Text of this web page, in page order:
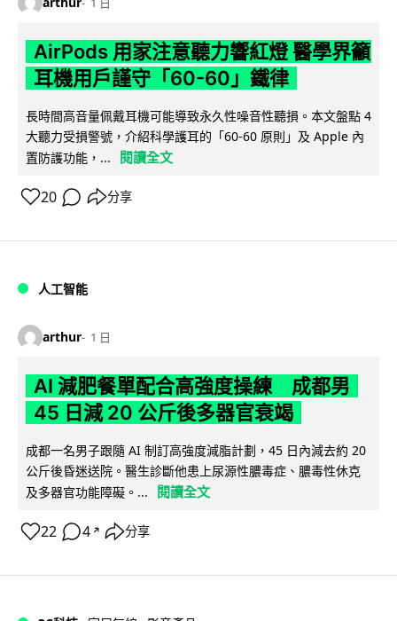
AirPods 用家注意聽力響紅燈 醫學界籲
耳機用戶謹守「60-60」鐵律
長時間高音量佩戴耳機可能導致永久性噪音性聽損。本文盤點 4
大聽力受損警號，介紹科學護耳的「60-60 原則」及 Apple 內
置防護功能，...
閱讀全文
20 分享
人工智能
arthur 1 日
AI 減肥餐單配合高強度操練 成都男
45 日減 20 公斤後多器官衰竭
成都一名男子跟隨 AI 制訂高強度減脂計劃，45 日內減去約 20
公斤後昏迷送院。醫生診斷他患上尿源性膿毒症、膿毒性休克
及多器官功能障礙。...
閱讀全文
22 4 ↗ 分享